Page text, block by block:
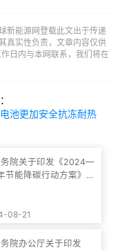
新能源网登载此文出于传递
真实性负责，文章内容仅供
日内与本网联系，我们将在
池更加安全抗冻耐热
务院关于印发《2024—
节能降碳行动方案》的
08-21
务院办公厅关于印发